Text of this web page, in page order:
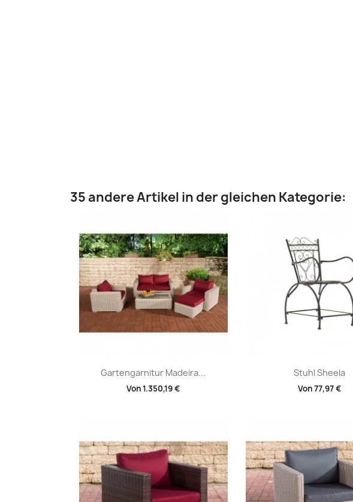
35 andere Artikel in der gleichen Kategorie:
Gartengarnitur Madeira...
Von1.350,19 €
Vorschau Stuhl Sheela
Von77,97 €
Vorschau